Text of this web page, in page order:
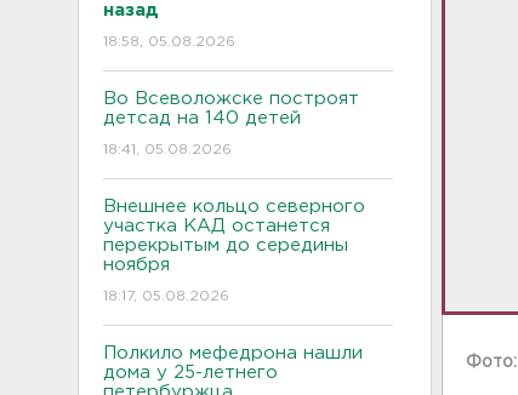
назад
18:58, 05.08.2026
Во Всеволожске построят
детсад на 140 детей
18:41, 05.08.2026
Внешнее кольцо северного
участка КАД останется
перекрытым до середины
ноября
18:17, 05.08.2026
Полкило мефедрона нашли
дома у 25-летнего
петербуржца
Фото: